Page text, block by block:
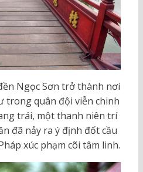
Ngọc Sơn trở thành nơi
trong quân đội viễn chinh
trái, một thanh niên trí
đã nảy ra ý định đốt cầu
xúc phạm cõi tâm linh.